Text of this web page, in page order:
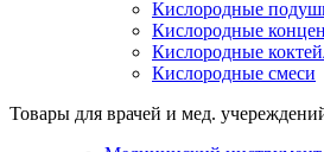
Кислородные
Кислородные
Кислородные
Кислородные смеси
Товары для врачей и мед.